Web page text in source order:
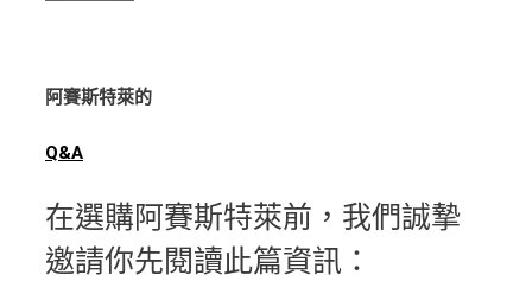
阿賽斯特萊的
Q&A
在選購阿賽斯特萊前，我們誠摯
邀請你先閱讀此篇資訊：